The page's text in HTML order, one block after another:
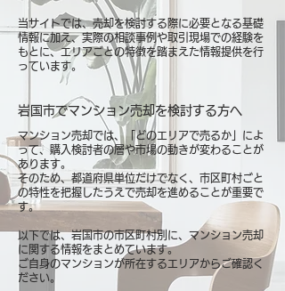
当サイトでは、売却を検討する際に必要となる基礎
情報に加え、実際の相談事例や取引現場での経験を
もとに、エリアごとの特徴を踏まえた情報提供を行
っています。
岩国市でマンション売却を検討する方へ
マンション売却では、「どのエリアで売るか」によ
って、購入検討者の層や市場の動きが変わることが
あります。
そのため、都道府県単位だけでなく、市区町村ごと
の特性を把握したうえで売却を進めることが重要で
す。
以下では、岩国市の市区町村別に、マンション売却
に関する情報をまとめています。
ご自身のマンションが所在するエリアからご確認く
ださい。